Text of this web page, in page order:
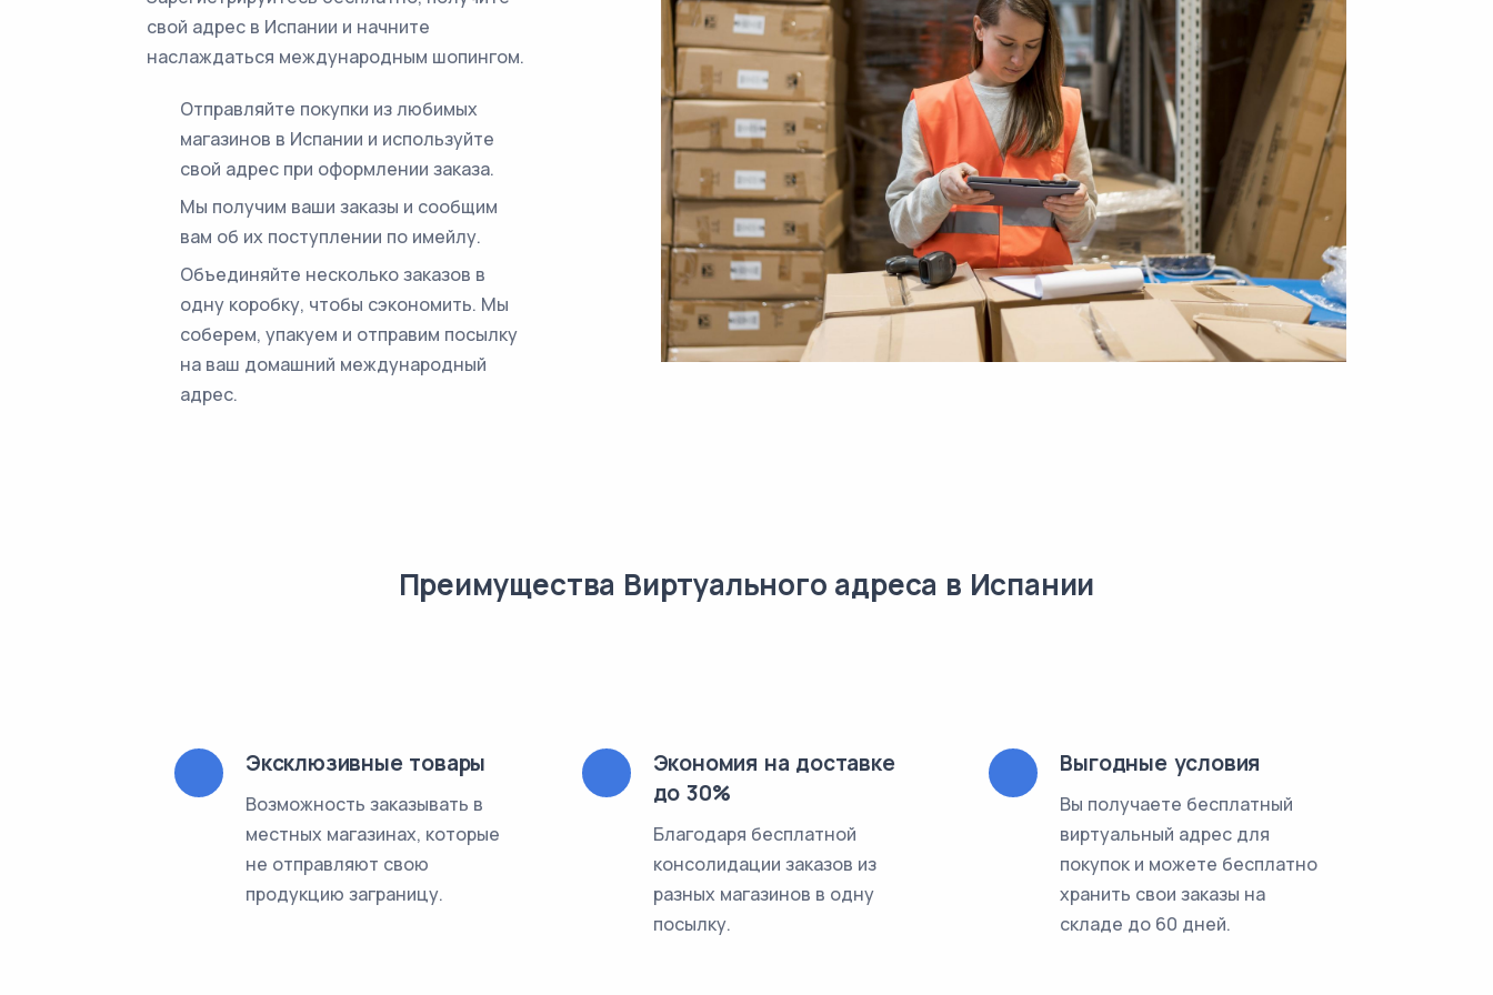
свой адрес в Испании и начните
наслаждаться международным шопингом.
Отправляйте покупки из любимых
магазинов в Испании и используйте
свой адрес при оформлении заказа.
Мы получим ваши заказы и сообщим
вам об их поступлении по имейлу.
Объединяйте несколько заказов в
одну коробку, чтобы сэкономить. Мы
соберем, упакуем и отправим посылку
на ваш домашний международный
адрес.
Преимущества Виртуального адреса в Испании
Эксклюзивные товары
Возможность заказывать в
местных магазинах, которые
не отправляют свою
продукцию заграницу.
Экономия на доставке
до 30%
Благодаря бесплатной
консолидации заказов из
разных магазинов в одну
посылку.
Выгодные условия
Вы получаете бесплатный
виртуальный адрес для
покупок и можете бесплатно
хранить свои заказы на
складе до 60 дней.